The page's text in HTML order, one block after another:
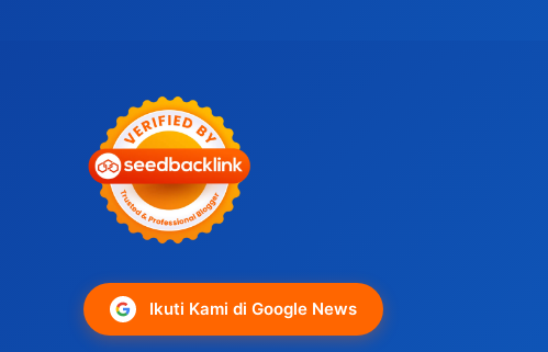
Ikuti Kami di Google News